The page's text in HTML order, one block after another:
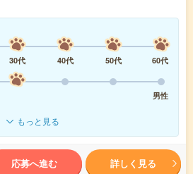
30代 40代 50代
60代
男性
もっと見る
応募へ進む 詳しく見る